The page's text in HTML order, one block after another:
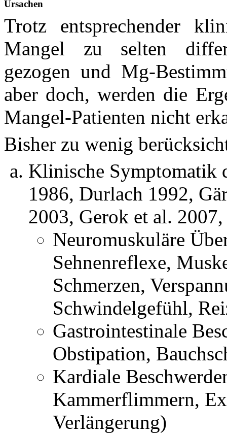
Ursachen
Trotz entsprechender
Mangel zu selten
gezogen und Mg-
aber doch, werden die
Mangel-Patienten nicht
Bisher zu wenig
Klinische Symptomatik
1986, Durlach 1992,
2003, Gerok et al.
Neuromuskuläre
Sehnenreflexe,
Schmerzen,
Schwindelgefühl,
Gastrointestinale
Obstipation,
Kardiale
Kammerflimmern,
Verlängerung)